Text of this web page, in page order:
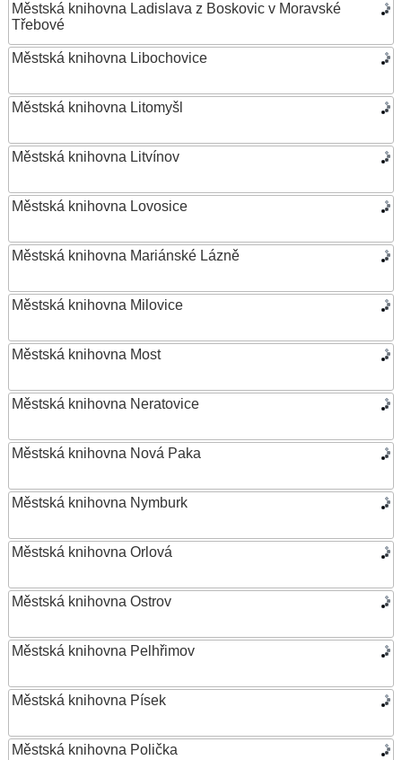
Městská knihovna Ladislava z Boskovic v Moravské
Třebové
Městská knihovna Libochovice
Městská knihovna Litomyšl
Městská knihovna Litvínov
Městská knihovna Lovosice
Městská knihovna Mariánské Lázně
Městská knihovna Milovice
Městská knihovna Most
Městská knihovna Neratovice
Městská knihovna Nová Paka
Městská knihovna Nymburk
Městská knihovna Orlová
Městská knihovna Ostrov
Městská knihovna Pelhřimov
Městská knihovna Písek
Městská knihovna Polička